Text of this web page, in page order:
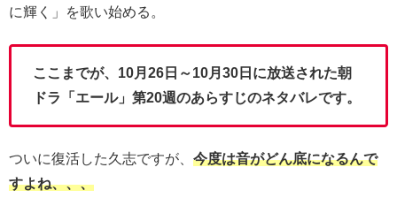
に輝く」を歌い始める。
ここまでが、10月26日～10月30日に放送された朝
ドラ「エール」第20週のあらすじのネタバレです。
ついに復活した久志ですが、 今度は音がどん底になるんで
すよね、、、